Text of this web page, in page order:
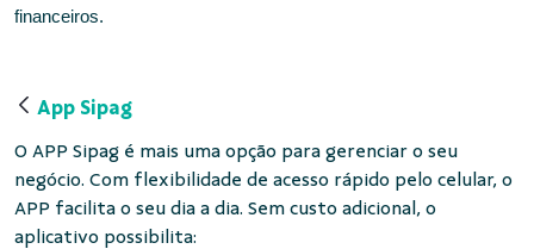
financeiros.
App Sipag
O APP Sipag é mais uma opção para gerenciar o seu
negócio. Com flexibilidade de acesso rápido pelo celular, o
APP facilita o seu dia a dia. Sem custo adicional, o
aplicativo possibilita: